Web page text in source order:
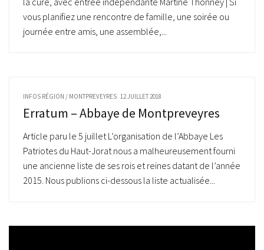
vous planifiez une rencontre de famille, une soirée ou
journée entre amis, une assemblée,...
INFOS RÉGION / MONTPREVEYRES 12 JUILLET 2018
Erratum – Abbaye de Montpreveyres
Article paru le 5 juillet L’organisation de l’Abbaye Les
Patriotes du Haut-Jorat nous a malheureusement fourni
une ancienne liste de ses rois et reines datant de l’année
2015. Nous publions ci-dessous la liste actualisée...